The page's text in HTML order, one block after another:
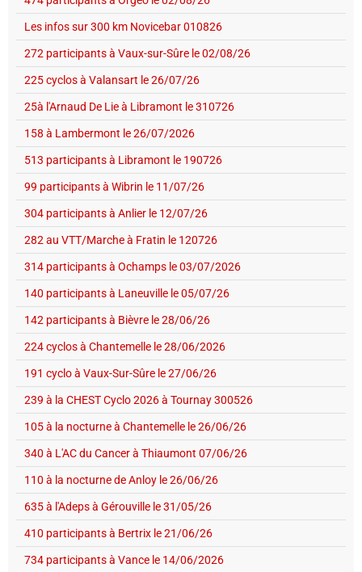
Les infos sur 300 km Novicebar 010826
272 participants à Vaux-sur-Sûre le 02/08/26
225 cyclos à Valansart le 26/07/26
25à l'Arnaud De Lie à Libramont le 310726
158 à Lambermont le 26/07/2026
513 participants à Libramont le 190726
99 participants à Wibrin le 11/07/26
304 participants à Anlier le 12/07/26
282 au VTT/Marche à Fratin le 120726
314 participants à Ochamps le 03/07/2026
140 participants à Laneuville le 05/07/26
142 participants à Bièvre le 28/06/26
224 cyclos à Chantemelle le 28/06/2026
191 cyclo à Vaux-Sur-Sûre le 27/06/26
239 à la CHEST Cyclo 2026 à Tournay 300526
105 à la nocturne à Chantemelle le 26/06/26
340 à L'AC du Cancer à Thiaumont 07/06/26
110 à la nocturne de Anloy le 26/06/26
635 à l'Adeps à Gérouville le 31/05/26
410 participants à Bertrix le 21/06/26
734 participants à Vance le 14/06/2026